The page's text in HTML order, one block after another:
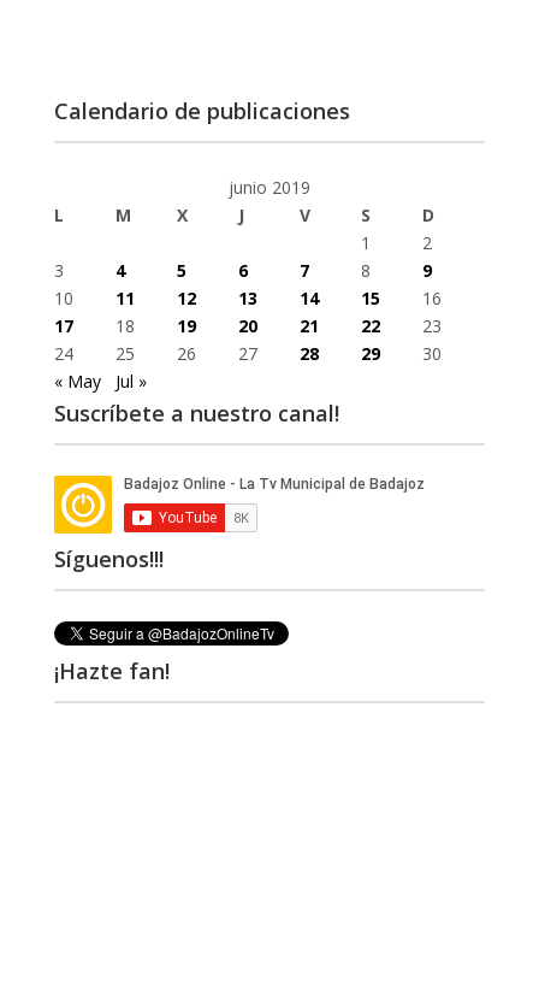
Calendario de publicaciones
junio 2019
L
M X J V S
D
1
2
3
4 5 6 7 8
9
10
11 12 13 14 15
16
17
18 19 20 21 22
23
24
25 26 27 28 29
30
« May
Jul »
Suscríbete a nuestro canal!
Síguenos!!!
¡Hazte fan!